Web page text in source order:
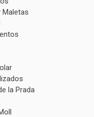
Maletas
la Prada